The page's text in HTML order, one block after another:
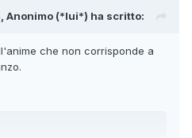
Anonimo (*lui*) ha scritto:
che non corrisponde a